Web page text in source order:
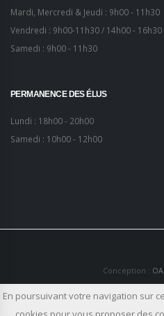
Mardi, Mercredi & Jeudi : 9h00 - 11h30
Vendredi : 9h00-11h30 / 14h00 - 16h30
Samedi : 9h00 - 11h30
PERMANENCE DES ÉLUS
Lundi : 18h00 - 20h00
Samedi : 10h00 - 12h00
Conception :
Plan du site
En poursuivant votre navigation sur